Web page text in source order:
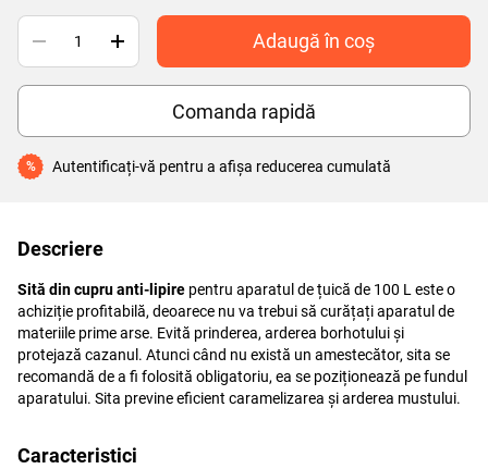
Adaugă în coș
Comanda rapidă
% Autentificați-vă pentru a afișa reducerea cumulată
Descriere
Sită din cupru anti-lipire pentru aparatul de țuică de 100 L este o
achiziție profitabilă, deoarece nu va trebui să curățați aparatul de
materiile prime arse. Evită prinderea, arderea borhotului și
protejază cazanul. Atunci când nu există un amestecător, sita se
recomandă de a fi folosită obligatoriu, ea se poziționează pe fundul
aparatului. Sita previne eficient caramelizarea și arderea mustului.
Caracteristici